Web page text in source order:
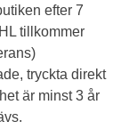
efter 7
tillkommer
tryckta direkt
är minst 3 år